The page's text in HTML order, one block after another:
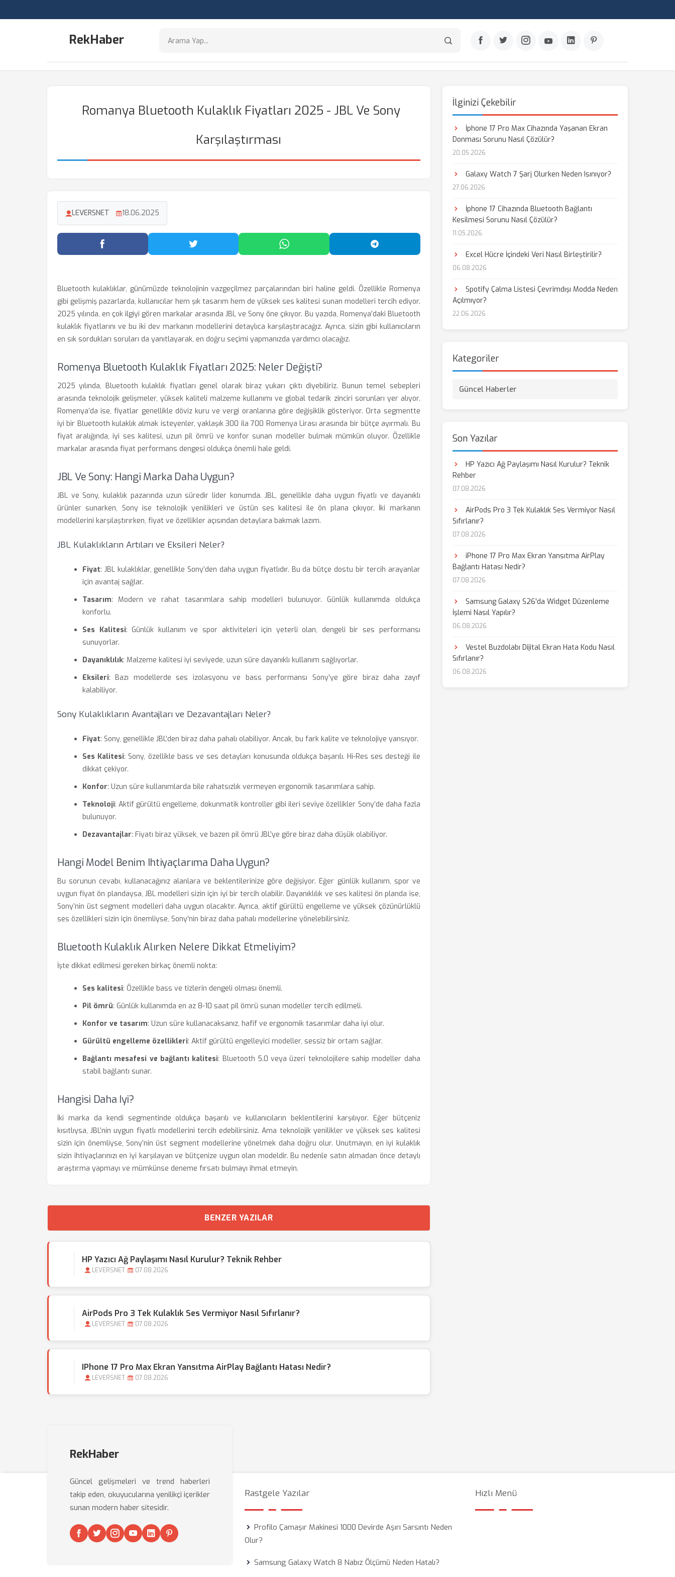
RekHaber
Romanya Bluetooth Kulaklık Fiyatları 2025 - JBL Ve Sony
Karşılaştırması
LEVERSNET 18.06.2025
Facebook'ta Paylaş Twitter'da Paylaş WhatsApp'ta Paylaş Telegram'da Paylaş
Bluetooth kulaklıklar, günümüzde teknolojinin vazgeçilmez parçalarından biri haline geldi. Özellikle Romenya
gibi gelişmiş pazarlarda, kullanıcılar hem şık tasarım hem de yüksek ses kalitesi sunan modelleri tercih ediyor.
2025 yılında, en çok ilgiyi gören markalar arasında JBL ve Sony öne çıkıyor. Bu yazıda, Romenya’daki Bluetooth
kulaklık fiyatlarını ve bu iki dev markanın modellerini detaylıca karşılaştıracağız. Ayrıca, sizin gibi kullanıcıların
en sık sordukları soruları da yanıtlayarak, en doğru seçimi yapmanızda yardımcı olacağız.
Romenya Bluetooth Kulaklık Fiyatları 2025: Neler Değişti?
2025 yılında, Bluetooth kulaklık fiyatları genel olarak biraz yukarı çıktı diyebiliriz. Bunun temel sebepleri
arasında teknolojik gelişmeler, yüksek kaliteli malzeme kullanımı ve global tedarik zinciri sorunları yer alıyor.
Romenya’da ise, fiyatlar genellikle döviz kuru ve vergi oranlarına göre değişiklik gösteriyor. Orta segmentte
iyi bir Bluetooth kulaklık almak isteyenler, yaklaşık 300 ila 700 Romenya Lirası arasında bir bütçe ayırmalı. Bu
fiyat aralığında, iyi ses kalitesi, uzun pil ömrü ve konfor sunan modeller bulmak mümkün oluyor. Özellikle
markalar arasında fiyat performans dengesi oldukça önemli hale geldi.
JBL Ve Sony: Hangi Marka Daha Uygun?
JBL ve Sony, kulaklık pazarında uzun süredir lider konumda. JBL, genellikle daha uygun fiyatlı ve dayanıklı
ürünler sunarken, Sony ise teknolojik yenilikleri ve üstün ses kalitesi ile ön plana çıkıyor. İki markanın
modellerini karşılaştırırken, fiyat ve özellikler açısından detaylara bakmak lazım.
JBL Kulaklıkların Artıları ve Eksileri Neler?
Fiyat: JBL kulaklıklar, genellikle Sony’den daha uygun fiyatlıdır. Bu da bütçe dostu bir tercih arayanlar
için avantaj sağlar.
Tasarım: Modern ve rahat tasarımlara sahip modelleri bulunuyor. Günlük kullanımda oldukça
konforlu.
Ses Kalitesi: Günlük kullanım ve spor aktiviteleri için yeterli olan, dengeli bir ses performansı
sunuyorlar.
Dayanıklılık: Malzeme kalitesi iyi seviyede, uzun süre dayanıklı kullanım sağlıyorlar.
Eksileri: Bazı modellerde ses izolasyonu ve bass performansı Sony’ye göre biraz daha zayıf
kalabiliyor.
Sony Kulaklıkların Avantajları ve Dezavantajları Neler?
Fiyat: Sony, genellikle JBL’den biraz daha pahalı olabiliyor. Ancak, bu fark kalite ve teknolojiye yansıyor.
Ses Kalitesi: Sony, özellikle bass ve ses detayları konusunda oldukça başarılı. Hi-Res ses desteği ile
dikkat çekiyor.
Konfor: Uzun süre kullanımlarda bile rahatsızlık vermeyen ergonomik tasarımlara sahip.
Teknoloji: Aktif gürültü engelleme, dokunmatik kontroller gibi ileri seviye özellikler Sony’de daha fazla
bulunuyor.
Dezavantajlar: Fiyatı biraz yüksek, ve bazen pil ömrü JBL’ye göre biraz daha düşük olabiliyor.
Hangi Model Benim Ihtiyaçlarıma Daha Uygun?
Bu sorunun cevabı, kullanacağınız alanlara ve beklentilerinize göre değişiyor. Eğer günlük kullanım, spor ve
uygun fiyat ön plandaysa, JBL modelleri sizin için iyi bir tercih olabilir. Dayanıklılık ve ses kalitesi ön planda ise,
Sony’nin üst segment modelleri daha uygun olacaktır. Ayrıca, aktif gürültü engelleme ve yüksek çözünürlüklü
ses özellikleri sizin için önemliyse, Sony’nin biraz daha pahalı modellerine yönelebilirsiniz.
Bluetooth Kulaklık Alırken Nelere Dikkat Etmeliyim?
İşte dikkat edilmesi gereken birkaç önemli nokta:
Ses kalitesi: Özellikle bass ve tizlerin dengeli olması önemli.
Pil ömrü: Günlük kullanımda en az 8-10 saat pil ömrü sunan modeller tercih edilmeli.
Konfor ve tasarım: Uzun süre kullanacaksanız, hafif ve ergonomik tasarımlar daha iyi olur.
Gürültü engelleme özellikleri: Aktif gürültü engelleyici modeller, sessiz bir ortam sağlar.
Bağlantı mesafesi ve bağlantı kalitesi: Bluetooth 5.0 veya üzeri teknolojilere sahip modeller daha
stabil bağlantı sunar.
Hangisi Daha Iyi?
İki marka da kendi segmentinde oldukça başarılı ve kullanıcıların beklentilerini karşılıyor. Eğer bütçeniz
kısıtlıysa, JBL’nin uygun fiyatlı modellerini tercih edebilirsiniz. Ama teknolojik yenilikler ve yüksek ses kalitesi
sizin için önemliyse, Sony’nin üst segment modellerine yönelmek daha doğru olur. Unutmayın, en iyi kulaklık
sizin ihtiyaçlarınızı en iyi karşılayan ve bütçenize uygun olan modeldir. Bu nedenle satın almadan önce detaylı
araştırma yapmayı ve mümkünse deneme fırsatı bulmayı ihmal etmeyin.
BENZER YAZILAR
HP Yazıcı Ağ Paylaşımı Nasıl Kurulur? Teknik Rehber
LEVERSNET 07.08.2026
AirPods Pro 3 Tek Kulaklık Ses Vermiyor Nasıl Sıfırlanır?
LEVERSNET 07.08.2026
IPhone 17 Pro Max Ekran Yansıtma AirPlay Bağlantı Hatası Nedir?
LEVERSNET 07.08.2026
İlginizi Çekebilir
İphone 17 Pro Max Cihazında Yaşanan Ekran
Donması Sorunu Nasıl Çözülür?
20.05.2026
Galaxy Watch 7 Şarj Olurken Neden Isınıyor?
27.06.2026
İphone 17 Cihazında Bluetooth Bağlantı
Kesilmesi Sorunu Nasıl Çözülür?
11.05.2026
Excel Hücre İçindeki Veri Nasıl Birleştirilir?
06.08.2026
Spotify Çalma Listesi Çevrimdışı Modda Neden
Açılmıyor?
22.06.2026
Kategoriler
Güncel Haberler
Son Yazılar
HP Yazıcı Ağ Paylaşımı Nasıl Kurulur? Teknik
Rehber
07.08.2026
AirPods Pro 3 Tek Kulaklık Ses Vermiyor Nasıl
Sıfırlanır?
07.08.2026
iPhone 17 Pro Max Ekran Yansıtma AirPlay
Bağlantı Hatası Nedir?
07.08.2026
Samsung Galaxy S26'da Widget Düzenleme
İşlemi Nasıl Yapılır?
06.08.2026
Vestel Buzdolabı Dijital Ekran Hata Kodu Nasıl
Sıfırlanır?
06.08.2026
RekHaber
Güncel gelişmeleri ve trend haberleri
takip eden, okuyucularına yenilikçi içerikler
sunan modern haber sitesidir.
Rastgele Yazılar
Profilo Çamaşır Makinesi 1000 Devirde Aşırı Sarsıntı Neden
Olur?
Samsung Galaxy Watch 8 Nabız Ölçümü Neden Hatalı?
Hızlı Menü